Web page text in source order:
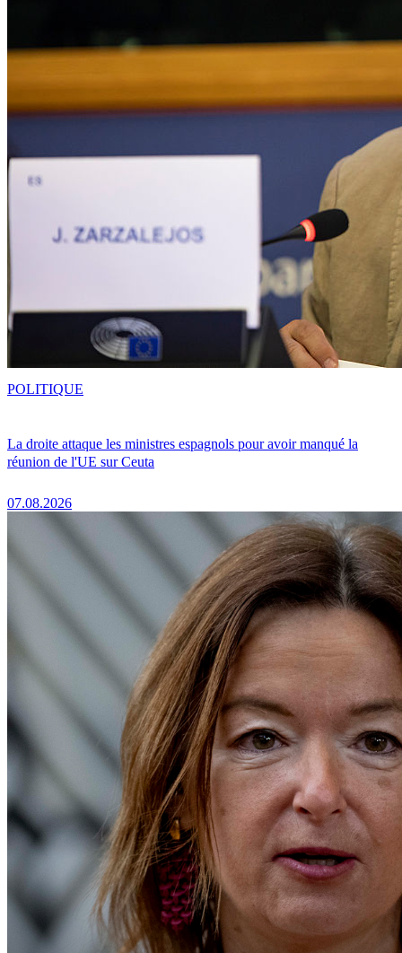
La droite attaque les ministres espagnols pour avoir manqué la
réunion de l'UE sur Ceuta
07.08.2026
POLITIQUE